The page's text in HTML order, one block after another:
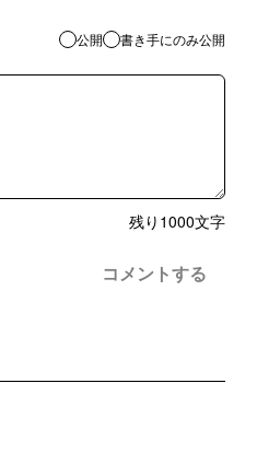
公開 書き手にのみ公開
残り 1000文字
コメントする